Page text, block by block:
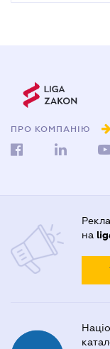
ПРО КОМПАНІЮ
на